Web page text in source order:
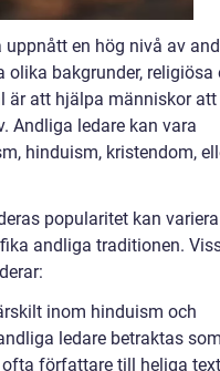
uppnått en hög nivå av
bakgrunder, religiösa
är att hjälpa människor
Andliga ledare kan vara
hinduism, kristendom,
popularitet kan variera
andliga traditionen.
inom hinduism och
ledare betraktas
författare till heliga